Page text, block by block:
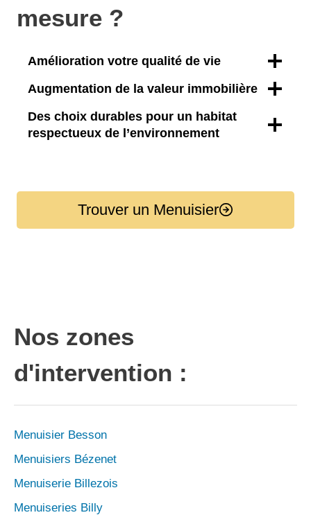
mesure ?
Amélioration votre qualité de vie
Augmentation de la valeur immobilière
Des choix durables pour un habitat
respectueux de l’environnement
Trouver un Menuisier
Nos zones
d'intervention :
Menuisier Besson
Menuisiers Bézenet
Menuiserie Billezois
Menuiseries Billy